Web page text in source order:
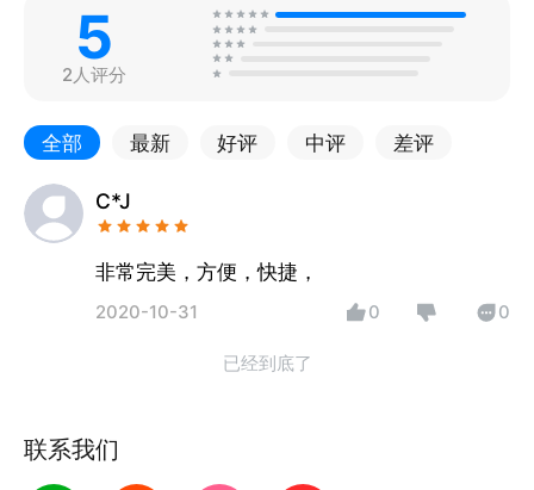
5
2人评分
全部 最新 好评 中评 差评
C*J
非常完美，方便，快捷，
2020-10-31 0 0
已经到底了
联系我们